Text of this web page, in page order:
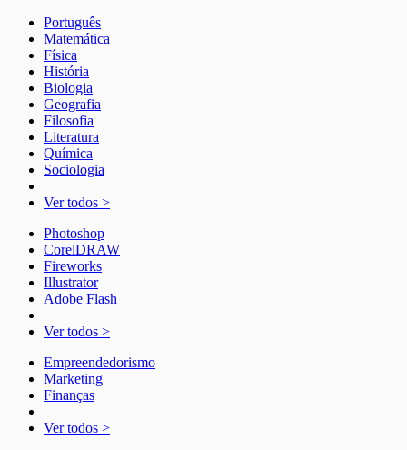
Português
Matemática
Física
História
Biologia
Geografia
Filosofia
Literatura
Química
Sociologia
Ver todos >
Photoshop
CorelDRAW
Fireworks
Illustrator
Adobe Flash
Ver todos >
Empreendedorismo
Marketing
Finanças
Ver todos >